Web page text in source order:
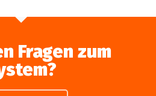
Fragen zum